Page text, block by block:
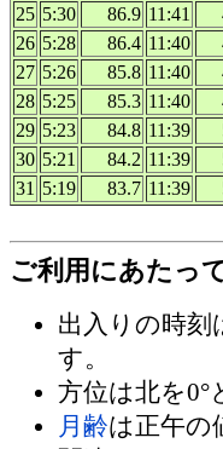
25 5:30 86.9 11:41
26 5:28 86.4 11:40
27 5:26 85.8 11:40
28 5:25 85.3 11:40
29 5:23 84.8 11:39
30 5:21 84.2 11:39
31 5:19 83.7 11:39
ご利用にあたっ
出入りの時刻
す。
方位は北を0°
月齢は正午の